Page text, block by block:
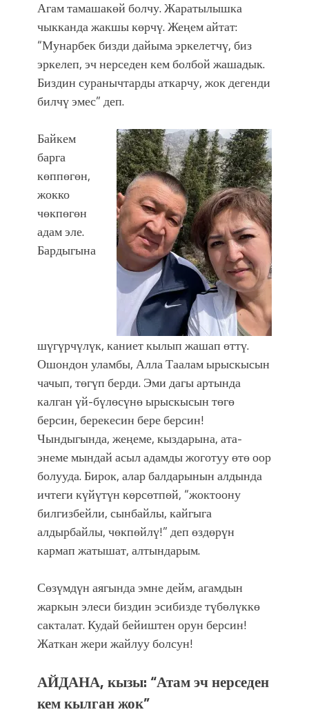
Агам тамашакөй болчу. Жаратылышка
чыкканда жакшы көрчү. Жеңем айтат:
“Мунарбек бизди дайыма эркелетчү, биз
эркелеп, эч нерседен кем болбой жашадык.
Биздин суранычтарды аткарчу, жок дегенди
билчү эмес” деп.
Байкем
барга
көппөгөн,
жокко
чөкпөгөн
адам эле.
Бардыгына
шүгүрчүлүк, каниет кылып жашап өттү.
Ошондон уламбы, Алла Таалам ырыскысын
чачып, төгүп берди. Эми дагы артында
калган үй-бүлөсүнө ырыскысын төгө
берсин, берекесин бере берсин!
Чындыгында, жеңеме, кыздарына, ата-
энеме мындай асыл адамды жоготуу өтө оор
болууда. Бирок, алар балдарынын алдында
ичтеги күйүтүн көрсөтпөй, “жоктоону
билгизбейли, сынбайлы, кайгыга
алдырбайлы, чөкпөйлү!” деп өздөрүн
кармап жатышат, алтындарым.
Сөзүмдүн аягында эмне дейм, агамдын
жаркын элеси биздин эсибизде түбөлүккө
сакталат. Кудай бейиштен орун берсин!
Жаткан жери жайлуу болсун!
АЙДАНА, кызы: “Атам эч нерседен
кем кылган жок”